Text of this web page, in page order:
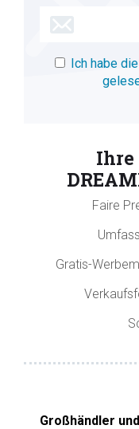
Ich habe
Ihre
Faire
Gratis-
Großhändler